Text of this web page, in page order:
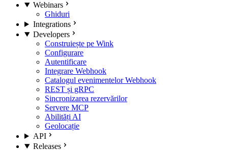
Webinars
Ghiduri
Integrations
Developers
Construiește pe Wink
Configurare
Autentificare
Integrare Webhook
Catalogul evenimentelor Webhook
REST și gRPC
Sincronizarea rezervărilor
Servere MCP
Abilități AI
Geolocație
API
Releases